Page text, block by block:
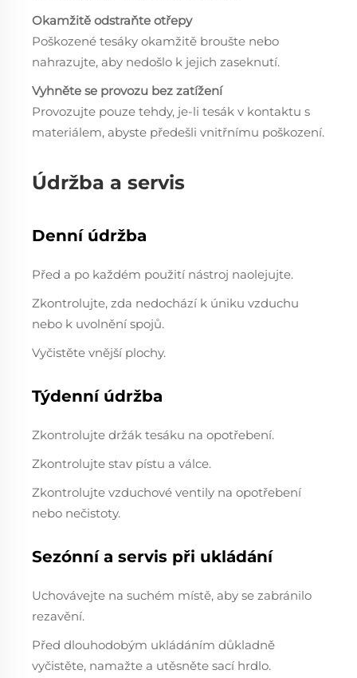
Okamžitě odstraňte otřepy
Poškozené tesáky okamžitě broušte nebo
nahrazujte, aby nedošlo k jejich zaseknutí.
Vyhněte se provozu bez zatížení
Provozujte pouze tehdy, je-li tesák v kontaktu s
materiálem, abyste předešli vnitřnímu poškození.
Údržba a servis
Denní údržba
Před a po každém použití nástroj naolejujte.
Zkontrolujte, zda nedochází k úniku vzduchu
nebo k uvolnění spojů.
Vyčistěte vnější plochy.
Týdenní údržba
Zkontrolujte držák tesáku na opotřebení.
Zkontrolujte stav pístu a válce.
Zkontrolujte vzduchové ventily na opotřebení
nebo nečistoty.
Sezónní a servis při ukládání
Uchovávejte na suchém místě, aby se zabránilo
rezavění.
Před dlouhodobým ukládáním důkladně
vyčistěte, namažte a utěsněte sací hrdlo.